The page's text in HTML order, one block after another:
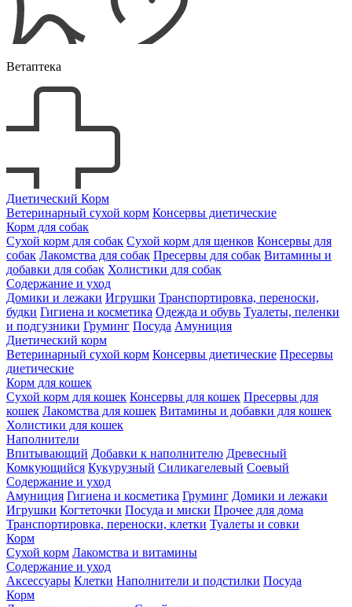
Ветаптека
Диетический Корм
Ветеринарный сухой корм Консервы диетические
Корм для собак
Сухой корм для собак Сухой корм для щенков Консервы для
собак Лакомства для собак Пресервы для собак Витамины и
добавки для собак Холистики для собак
Содержание и уход
Домики и лежаки Игрушки Транспортировка, переноски,
будки Гигиена и косметика Одежда и обувь Туалеты, пеленки
и подгузники Груминг Посуда Амуниция
Диетический корм
Ветеринарный сухой корм Консервы диетические Пресервы
диетические
Корм для кошек
Сухой корм для кошек Консервы для кошек Пресервы для
кошек Лакомства для кошек Витамины и добавки для кошек
Холистики для кошек
Наполнители
Впитывающий Добавки к наполнителю Древесный
Комкующийся Кукурузный Силикагелевый Соевый
Содержание и уход
Амуниция Гигиена и косметика Груминг Домики и лежаки
Игрушки Когтеточки Посуда и миски Прочее для дома
Транспортировка, переноски, клетки Туалеты и совки
Корм
Сухой корм Лакомства и витамины
Содержание и уход
Аксессуары Клетки Наполнители и подстилки Посуда
Корм